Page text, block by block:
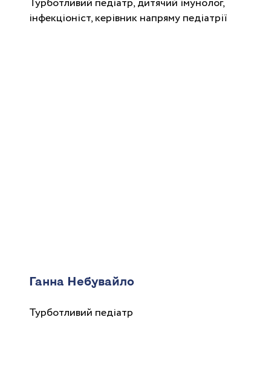
інфекціоніст, керівник напряму педіатрії
Ганна Небувайло
Турботливий педіатр